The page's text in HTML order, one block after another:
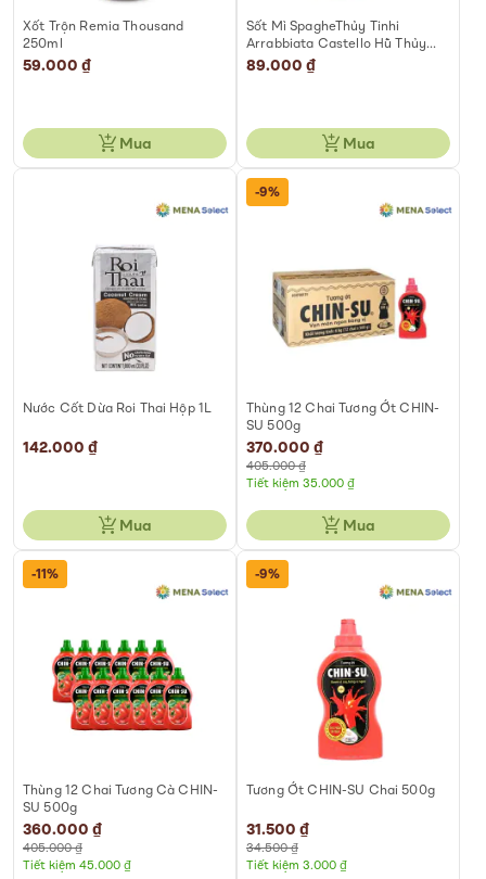
Xốt Trộn Remia Thousand
250ml
59.000 ₫
Mua
Sốt Mì SpagheThủy Tinhi
Arrabbiata Castello Hũ Thủy
Tinh 350g
89.000 ₫
Mua
Nước Cốt Dừa Roi Thai Hộp 1L
142.000 ₫
Mua
-9%
Thùng 12 Chai Tương Ớt CHIN-
SU 500g
Special
Price
370.000 ₫
405.000 ₫
Tiết kiệm 35.000 ₫
Mua
-11%
Thùng 12 Chai Tương Cà CHIN-
SU 500g
Special
Price
360.000 ₫
405.000 ₫
Tiết kiệm 45.000 ₫
-9%
Tương Ớt CHIN-SU Chai 500g
Special
Price
31.500 ₫
34.500 ₫
Tiết kiệm 3.000 ₫